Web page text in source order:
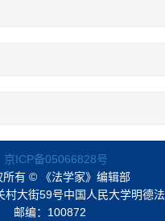
京ICP备05066828号
所有 © 《法学家》编辑部
村大街59号中国人民大学明德
邮编：100872